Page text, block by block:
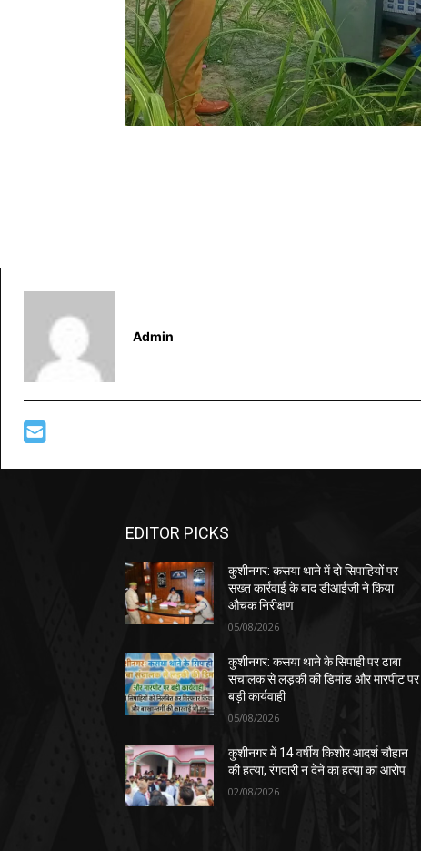
Admin
EDITOR PICKS
कुशीनगर: कसया थाने में दो सिपाहियों पर
सख्त कार्रवाई के बाद डीआईजी ने किया
औचक निरीक्षण
05/08/2026
कुशीनगर: कसया थाने के सिपाही पर ढाबा
संचालक से लड़की की डिमांड और मारपीट पर
बड़ी कार्यवाही
05/08/2026
कुशीनगर में 14 वर्षीय किशोर आदर्श चौहान
की हत्या, रंगदारी न देने का हत्या का आरोप
02/08/2026